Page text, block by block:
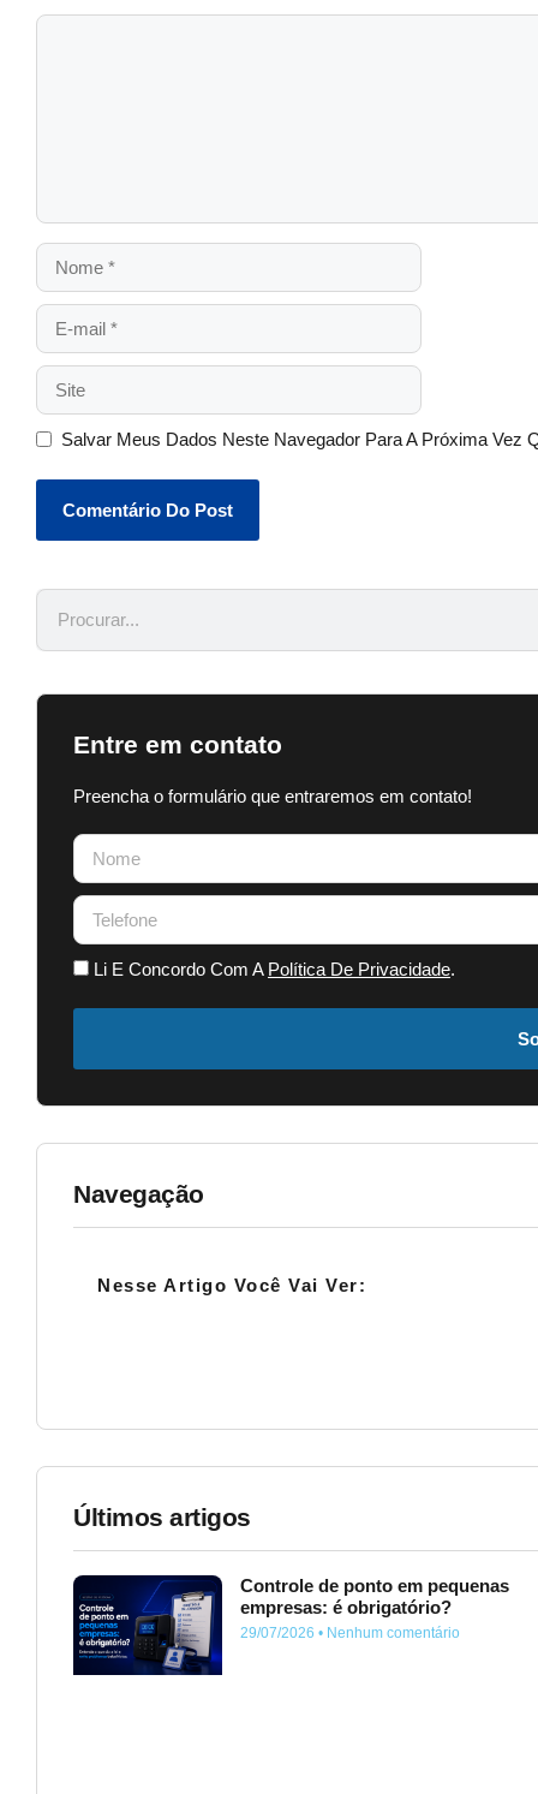
Salvar Meus Dados Neste Navegador Para A Próxima Vez
Entre em contato
Preencha o formulário que entraremos em contato!
Li E Concordo Com A Política De Privacidade.
Navegação
Nesse Artigo Você Vai Ver:
Últimos artigos
Controle de ponto em pequenas
empresas: é obrigatório?
29/07/2026 Nenhum comentário